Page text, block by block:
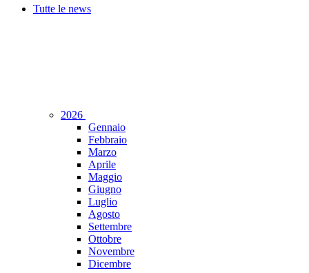
Tutte le news
2026
Gennaio
Febbraio
Marzo
Aprile
Maggio
Giugno
Luglio
Agosto
Settembre
Ottobre
Novembre
Dicembre